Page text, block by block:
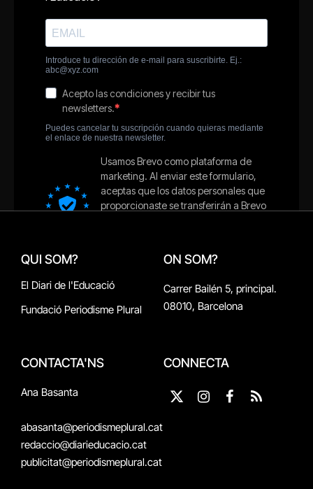
QUI SOM?
El Diari de l'Educació
Fundació Periodisme Plural
ON SOM?
Carrer Bailén 5, principal.
08010, Barcelona
CONTACTA'NS
Ana Basanta
abasanta@periodismeplural.cat
redaccio@diarieducacio.cat
publicitat@periodismeplural.cat
CONNECTA
X
InstagramFacebook
RSS